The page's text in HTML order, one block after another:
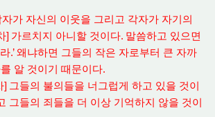
가 자신의 이웃을 그리고 각자가 자기의
] 가르치지 아니할 것이다. 말씀하고 있으면
.’왜냐하면 그들의 작은 자로부터 큰 자까
알 것이기 때문이다.
] 그들의 불의들을 너그럽게 하고 있을 것이
그들의 죄들을 더 이상 기억하지 않을 것이